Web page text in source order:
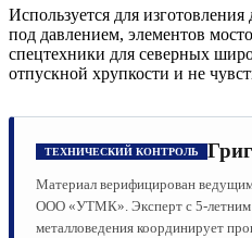
Используется для
под давлением, элементов
спецтехники для северных
отпускной хрупкости и не
ТЕХНИЧЕСКИЙ КОНТРОЛЬ
Материал верифицирован
ООО «УТМК». Эксперт с 5-летним
металловедения координирует